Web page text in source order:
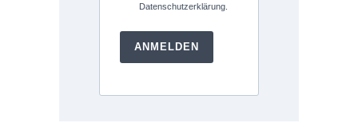
Datenschutzerklärung.
ANMELDEN